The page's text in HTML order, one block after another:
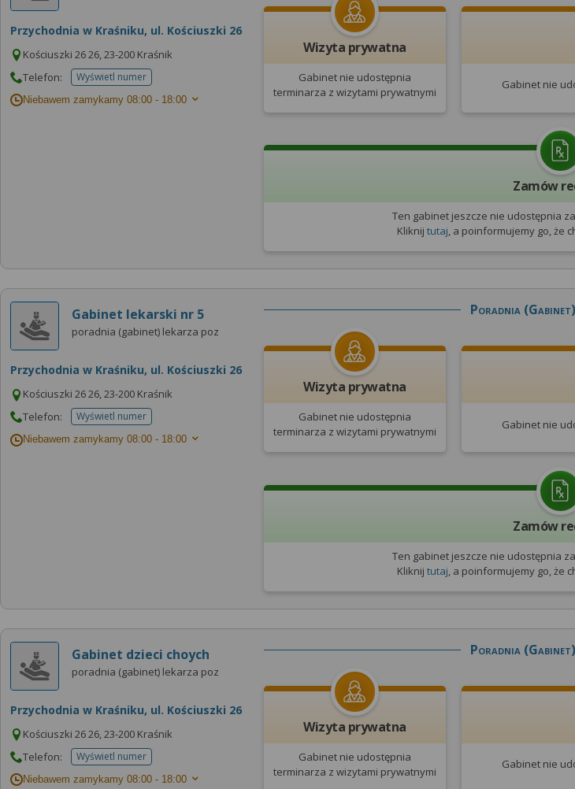
Przychodnia w Kraśniku, ul. Kościuszki 26
Kościuszki 26 26, 23-200 Kraśnik
Telefon:
Wyświetl numertelefonu do placowki
Niebawem zamykamy 08:00 - 18:00
Wizyta prywatna
Gabinet nie udostępnia
terminarza z wizytami prywatnymi
Gabinet nie
Zamów
Ten gabinet jeszcze nie udostępnia
Kliknijtutaj, a poinformujemy go, że
Gabinet lekarski nr 5
poradnia (gabinet) lekarza poz
Przychodnia w Kraśniku, ul. Kościuszki 26
Kościuszki 26 26, 23-200 Kraśnik
Telefon:
Wyświetl numertelefonu do placowki
Niebawem zamykamy 08:00 - 18:00
Poradnia
Wizyta prywatna
Gabinet nie udostępnia
terminarza z wizytami prywatnymi
Gabinet nie
Zamów
Ten gabinet jeszcze nie udostępnia
Kliknijtutaj, a poinformujemy go, że
Gabinet dzieci choych
poradnia (gabinet) lekarza poz
Przychodnia w Kraśniku, ul. Kościuszki 26
Kościuszki 26 26, 23-200 Kraśnik
Telefon:
Wyświetl numertelefonu do placowki
Niebawem zamykamy 08:00 - 18:00
Poradnia
Wizyta prywatna
Gabinet nie udostępnia
terminarza z wizytami prywatnymi
Gabinet nie